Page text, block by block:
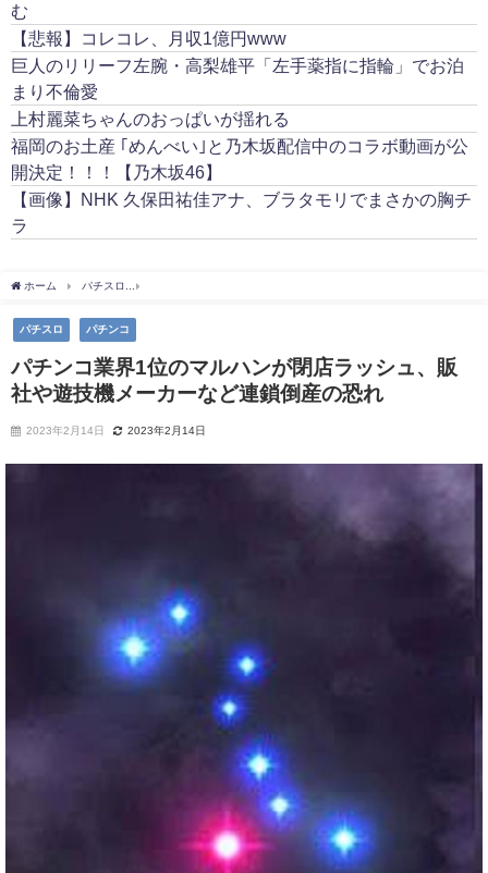
む
【悲報】コレコレ、月収1億円www
巨人のリリーフ左腕・高梨雄平「左手薬指に指輪」でお泊
まり不倫愛
上村麗菜ちゃんのおっぱいが揺れる
福岡のお土産 ｢めんべい｣と乃木坂配信中のコラボ動画が公
開決定！！！【乃木坂46】
【画像】NHK 久保田祐佳アナ、ブラタモリでまさかの胸チ
ラ
ホーム パチスロ
パチスロ パチンコ
パチンコ業界1位のマルハンが閉店ラッシュ、販
社や遊技機メーカーなど連鎖倒産の恐れ
2023年2月14日 2023年2月14日